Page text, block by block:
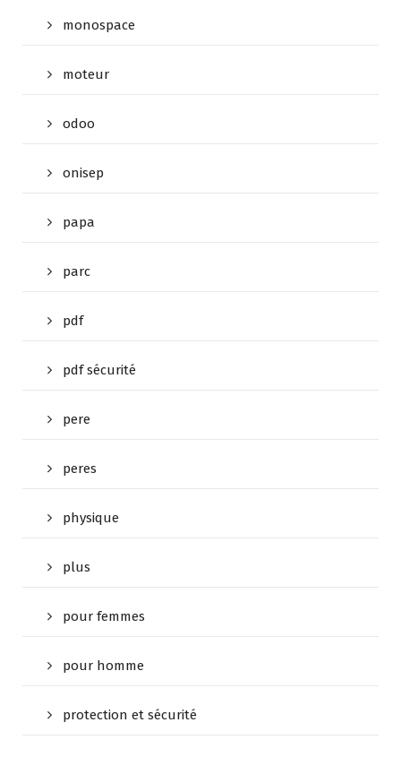
monospace
moteur
odoo
onisep
papa
parc
pdf
pdf sécurité
pere
peres
physique
plus
pour femmes
pour homme
protection et sécurité